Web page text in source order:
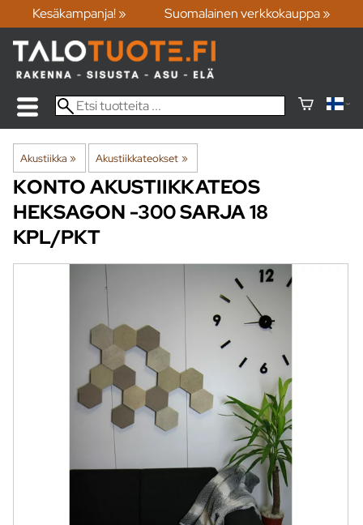
Kesäkampanja! » Suomalainen verkkokauppa »
Akustiikka ‪» Akustiikkateokset ‪»
KONTOAKUSTIIKKATEOS
HEKSAGON -300 SARJA 18
KPL/PKT